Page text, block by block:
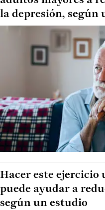
la depresión, según
Hacer este ejercicio
puede ayudar a
según un estudio